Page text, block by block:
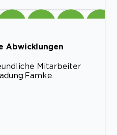
Abwicklungen
Mitarbeiter